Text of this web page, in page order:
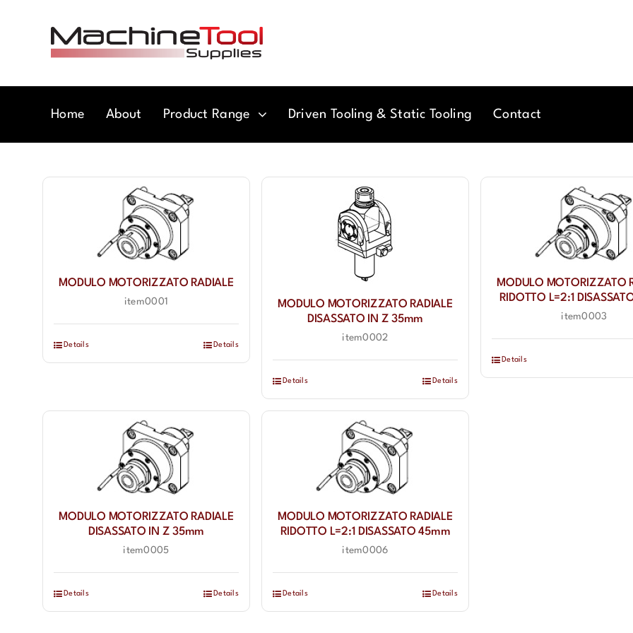
Home About Product Range Driven Tooling & Static Tooling Contact
MODULO MOTORIZZATO RADIALE
item0001
Details Details
MODULO MOTORIZZATO RADIALE
DISASSATO IN Z 35mm
item0002
Details Details
MODULO MOTORIZZATO
RIDOTTO L=2:1
item0003
Details
MODULO MOTORIZZATO RADIALE
DISASSATO IN Z 35mm
item0005
Details Details
MODULO MOTORIZZATO RADIALE
RIDOTTO L=2:1 DISASSATO 45mm
item0006
Details Details